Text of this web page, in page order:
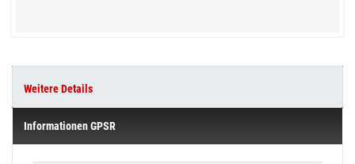
Weitere Details
Informationen GPSR